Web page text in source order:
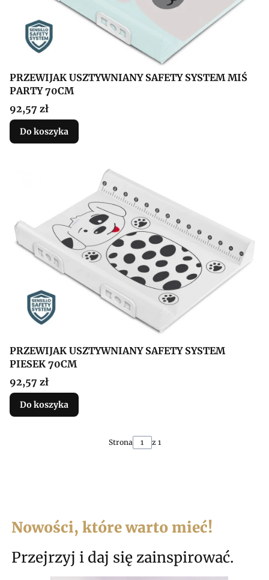
PRZEWIJAK USZTYWNIANY SAFETY SYSTEM MIŚ
PARTY 70CM
Cena
92,57 zł
Do koszyka
PRZEWIJAK USZTYWNIANY SAFETY SYSTEM
PIESEK 70CM
Cena
92,57 zł
Do koszyka
Strona z 1
Nowości, które warto mieć!
Przejrzyj i daj się zainspirować.